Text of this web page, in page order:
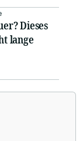
Dieses
lange